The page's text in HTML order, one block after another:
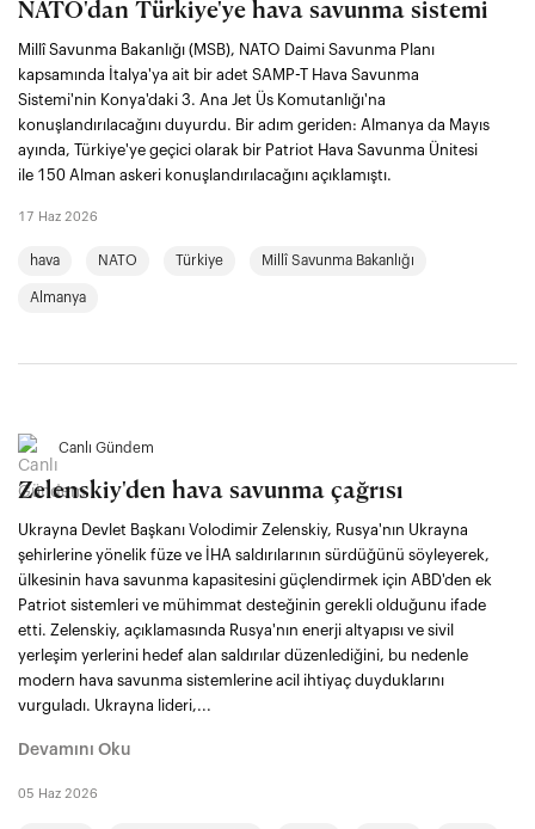
NATO'dan Türkiye'ye hava savunma sistemi
Millî Savunma Bakanlığı (MSB), NATO Daimi Savunma Planı
kapsamında İtalya'ya ait bir adet SAMP-T Hava Savunma
Sistemi'nin Konya'daki 3. Ana Jet Üs Komutanlığı'na
konuşlandırılacağını duyurdu. Bir adım geriden: Almanya da Mayıs
ayında, Türkiye'ye geçici olarak bir Patriot Hava Savunma Ünitesi
ile 150 Alman askeri konuşlandırılacağını açıklamıştı.
17 Haz 2026
hava NATO Türkiye Millî Savunma Bakanlığı
Almanya
Canlı Gündem
Zelenskiy'den hava savunma çağrısı
Ukrayna Devlet Başkanı Volodimir Zelenskiy, Rusya'nın Ukrayna
şehirlerine yönelik füze ve İHA saldırılarının sürdüğünü söyleyerek,
ülkesinin hava savunma kapasitesini güçlendirmek için ABD'den ek
Patriot sistemleri ve mühimmat desteğinin gerekli olduğunu ifade
etti. Zelenskiy, açıklamasında Rusya'nın enerji altyapısı ve sivil
yerleşim yerlerini hedef alan saldırılar düzenlediğini, bu nedenle
modern hava savunma sistemlerine acil ihtiyaç duyduklarını
vurguladı. Ukrayna lideri,...
Devamını Oku
05 Haz 2026